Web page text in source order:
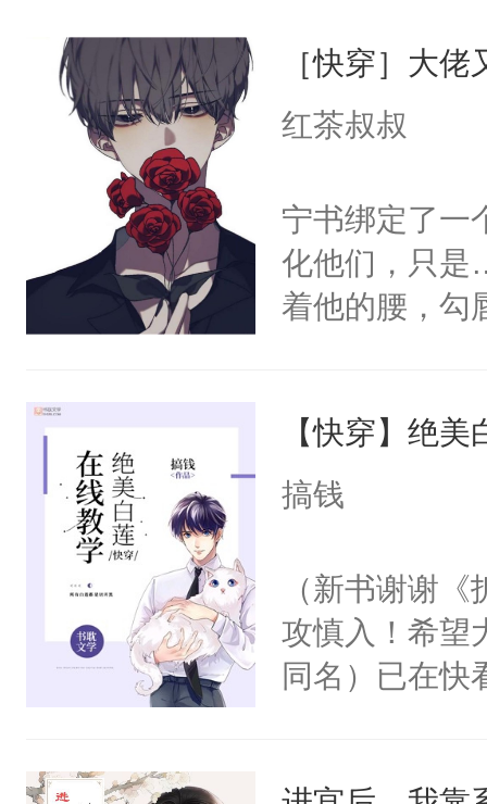
［快穿］大
红茶叔叔
宁书绑定了一
化他们，只是
着他的腰，勾
来，给老公
用力——为你
【快穿】绝
搞钱
（新书谢谢
攻慎入！希望
同名）已在快